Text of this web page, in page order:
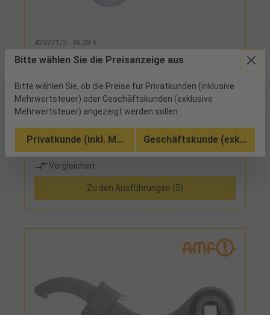
429271/2 - 36,28 €
Einsteckvierkant 9x12mm 1/2"
2 verfügbar
Vergleichen
Zu den Ausführungen (5)
Bitte wählen Sie die Preisanzeige aus
Bitte wählen Sie, ob die Preise für Privatkunden (inklusive
Mehrwertsteuer) oder Geschäftskunden (exklusive
Mehrwertsteuer) angezeigt werden sollen.
Privatkunde (inkl. MwSt.) Geschäftskunde (exkl.